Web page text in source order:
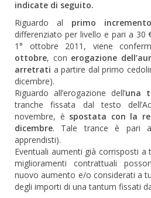
indicate di seguito.
Riguardo al primo
differenziato per livello e pari a 30
1° ottobre 2011, viene
ottobre, con erogazione
arretrati a partire dal primo
dicembre).
Riguardo all’erogazione dell’una
tranche fissata dal testo
novembre, è spostata con la
dicembre. Tale trance è pari
apprendisti).
Eventuali aumenti già corrisposti
miglioramenti contrattuali
nuovo aumento e/o considerati a
degli importi di una tantum fissati